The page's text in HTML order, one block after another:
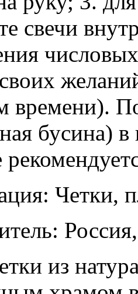
свечи
времени).
бусина)
Четки,
из